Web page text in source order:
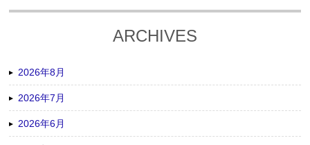
ARCHIVES
2026年8月
2026年7月
2026年6月